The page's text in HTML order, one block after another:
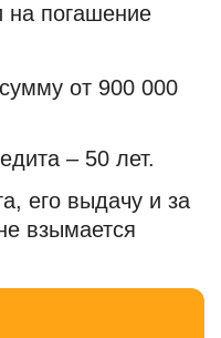
на погашение
от 900 000
– 50 лет.
его выдачу и за
взымается